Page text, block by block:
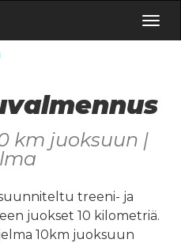
km juoksuun |
treeni- ja
juokset 10 kilometriä.
10km juoksuun